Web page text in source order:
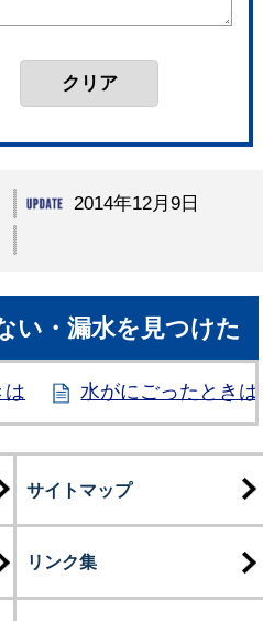
2014年12月9日
い・漏水を見つけた
は 水がにごったときは
サイトマップ
リンク集